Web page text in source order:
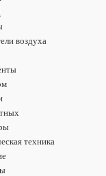
воздуха
техника